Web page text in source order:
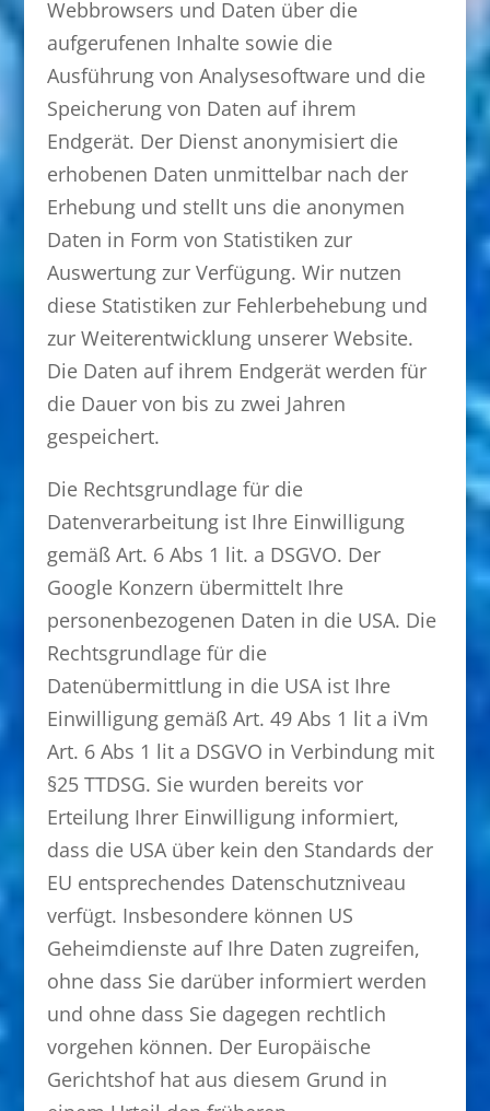
Webbrowsers und Daten über die
aufgerufenen Inhalte sowie die
Ausführung von Analysesoftware und die
Speicherung von Daten auf ihrem
Endgerät. Der Dienst anonymisiert die
erhobenen Daten unmittelbar nach der
Erhebung und stellt uns die anonymen
Daten in Form von Statistiken zur
Auswertung zur Verfügung. Wir nutzen
diese Statistiken zur Fehlerbehebung und
zur Weiterentwicklung unserer Website.
Die Daten auf ihrem Endgerät werden für
die Dauer von bis zu zwei Jahren
gespeichert.
Die Rechtsgrundlage für die
Datenverarbeitung ist Ihre Einwilligung
gemäß Art. 6 Abs 1 lit. a DSGVO. Der
Google Konzern übermittelt Ihre
personenbezogenen Daten in die USA. Die
Rechtsgrundlage für die
Datenübermittlung in die USA ist Ihre
Einwilligung gemäß Art. 49 Abs 1 lit a iVm
Art. 6 Abs 1 lit a DSGVO in Verbindung mit
§25 TTDSG. Sie wurden bereits vor
Erteilung Ihrer Einwilligung informiert,
dass die USA über kein den Standards der
EU entsprechendes Datenschutzniveau
verfügt. Insbesondere können US
Geheimdienste auf Ihre Daten zugreifen,
ohne dass Sie darüber informiert werden
und ohne dass Sie dagegen rechtlich
vorgehen können. Der Europäische
Gerichtshof hat aus diesem Grund in